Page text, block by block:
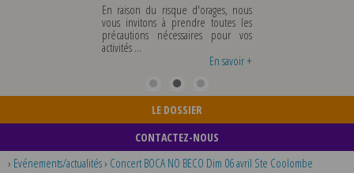
En raison du risque d'orages, nous
vous invitons à prendre toutes les
précautions nécessaires pour vos
activités ...
En savoir +
LE DOSSIER
CONTACTEZ-NOUS
› Evénements/actualités› Concert BOCA NO BECO Dim 06 avril Ste Coolombe